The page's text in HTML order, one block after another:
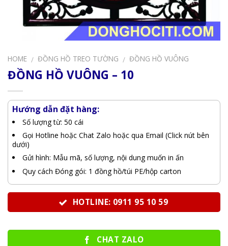
HOME / ĐỒNG HỒ TREO TƯỜNG / ĐỒNG HỒ VUÔNG
ĐỒNG HỒ VUÔNG – 10
Hướng dẫn đặt hàng:
Số lượng từ: 50 cái
Gọi Hotline hoặc Chat Zalo hoặc qua Email (Click nút bên
dưới)
Gửi hình: Mẫu mã, số lượng, nội dung muốn in ấn
Quy cách Đóng gói: 1 đồng hồ/túi PE/hộp carton
HOTLINE: 0911 95 10 59
CHAT ZALO